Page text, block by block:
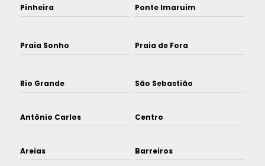
Pinheira Ponte Imaruim
Praia Sonho Praia de Fora
Rio Grande São Sebastião
Antônio Carlos Centro
Areias Barreiros